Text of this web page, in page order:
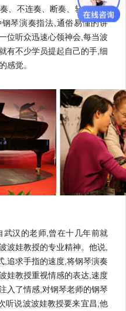
、不连奏、断奏、轻巧的弹
琴演奏指法,通俗易懂的讲
位听众迅速心领神会,每当波
有不少学员提起自己的手,细
感觉。
汉的老师,曾在十几年前就
波娃教授的专业精神。他说,
,追求手指的速度,将钢琴演奏
娃教授重视情感的表达,速度
入了情感,对钢琴老师的钢琴
听说波波娃教授要来宜昌,他